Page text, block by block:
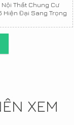
Nội Thất Chung Cư
Hiện Đại Sang Trọng
XEM